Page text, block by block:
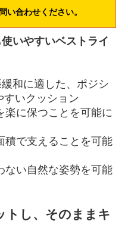
い合わせください。
いやすいベストライ
和に適した、ポジシ
すいクッション
楽に保つことを可能に
積で支えることを可能
ない自然な姿勢を可能
トし、そのままキ